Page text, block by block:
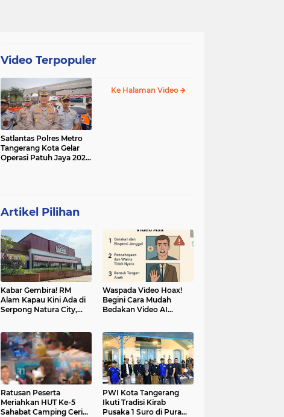
Video Terpopuler
Satlantas Polres Metro
Tangerang Kota Gelar
Operasi Patuh Jaya 2025,
Ke Halaman Video
Artikel Pilihan
Kabar Gembira! RM
Alam Kapau Kini Ada di
Serpong Natura City,
Waspada Video Hoax!
Begini Cara Mudah
Bedakan Video AI
Ratusan Peserta
Meriahkan HUT Ke-5
Sahabat Camping Ceria,
PWI Kota Tangerang
Ikuti Tradisi Kirab
Pusaka 1 Suro di Pura